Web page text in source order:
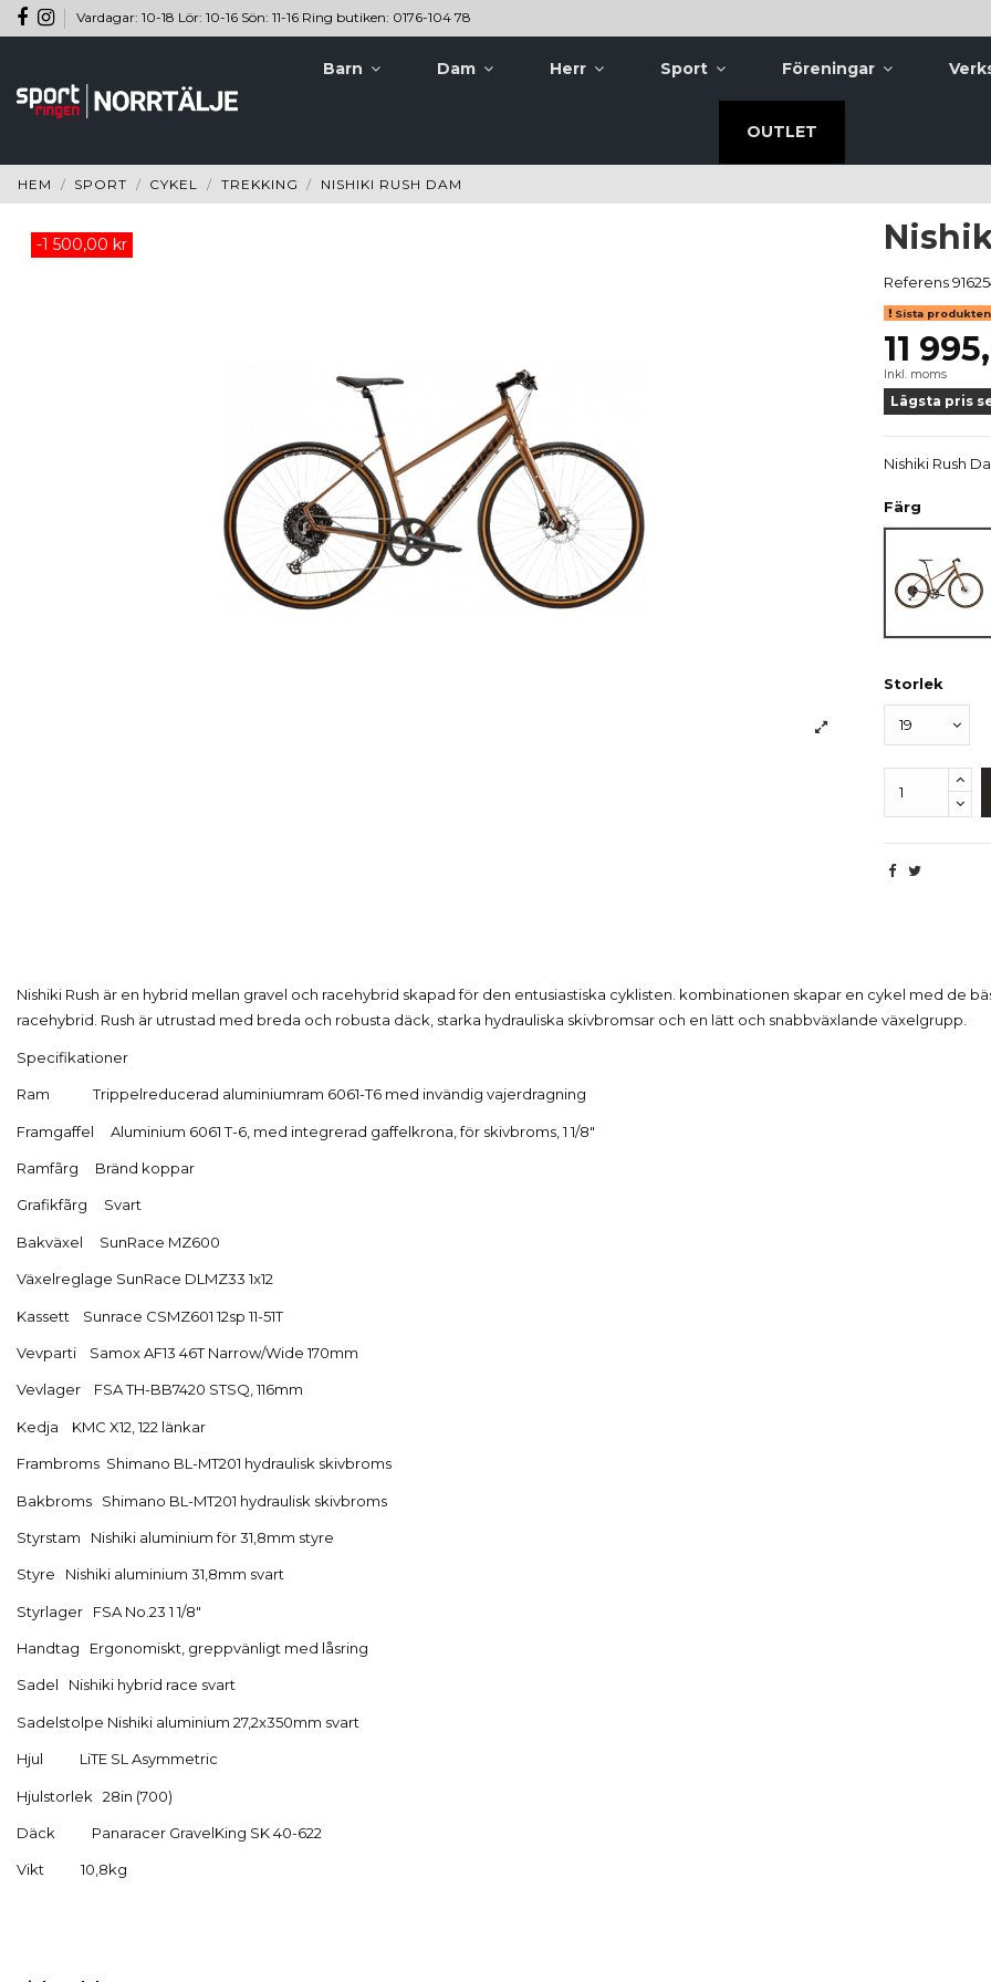
Vardagar: 10-18 Lör: 10-16 Sön: 11-16 Ring butiken: 0176-104 78
Barn Dam Herr Sport Föreningar
OUTLET
HEM SPORT CYKEL TREKKING NISHIKI RUSH DAM
-1 500,00 kr
Referens
Sista
11
Inkl. moms
Lägsta pris
Nishiki Rush
Färg
Storlek
Nishiki Rush är en hybrid mellan gravel och racehybrid skapad för den entusiastiska cyklisten. kombinationen skapar en cykel med de
racehybrid. Rush är utrustad med breda och robusta däck, starka hydrauliska skivbromsar och en lätt och snabbväxlande växelgrupp.
Specifikationer
Ram Trippelreducerad aluminiumram 6061-T6 med invändig vajerdragning
Framgaffel Aluminium 6061 T-6, med integrerad gaffelkrona, för skivbroms, 1 1/8"
Ramfãrg Bränd koppar
Grafikfãrg Svart
Bakväxel SunRace MZ600
Växelreglage SunRace DLMZ33 1x12
Kassett Sunrace CSMZ601 12sp 11-51T
Vevparti Samox AF13 46T Narrow/Wide 170mm
Vevlager FSA TH-BB7420 STSQ, 116mm
Kedja KMC X12, 122 länkar
Frambroms Shimano BL-MT201 hydraulisk skivbroms
Bakbroms Shimano BL-MT201 hydraulisk skivbroms
Styrstam Nishiki aluminium för 31,8mm styre
Styre Nishiki aluminium 31,8mm svart
Styrlager FSA No.23 1 1/8"
Handtag Ergonomiskt, greppvänligt med låsring
Sadel Nishiki hybrid race svart
Sadelstolpe Nishiki aluminium 27,2x350mm svart
Hjul LiTE SL Asymmetric
Hjulstorlek 28in (700)
Däck Panaracer GravelKing SK 40-622
Vikt 10,8kg